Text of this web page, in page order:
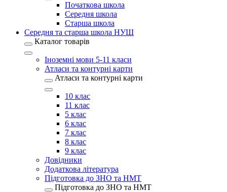
Початкова школа
Середня школа
Старша школа
Середня та старша школа НУШ
Каталог товарів
Іноземні мови 5-11 класи
Атласи та контурні карти
Атласи та контурні карти
10 клас
11 клас
5 клас
6 клас
7 клас
8 клас
9 клас
Довідники
Додаткова література
Підготовка до ЗНО та НМТ
Підготовка до ЗНО та НМТ